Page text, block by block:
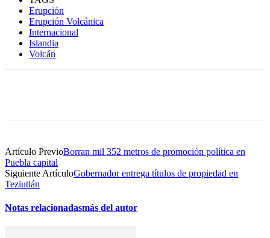
Erupción
Erupción Volcánica
Internacional
Islandia
Volcán
Artículo PrevioBorran mil 352 metros de promoción política en
Puebla capital
Siguiente ArtículoGobernador entrega títulos de propiedad en
Teziutlán
Notas relacionadasmás del autor